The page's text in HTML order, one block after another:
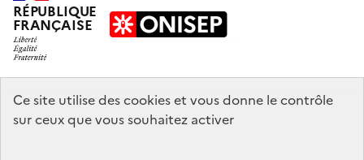
Ce site utilise des cookies et vous donne le contrôle
sur ceux que vous souhaitez activer
RÉPUBLIQUE
FRANÇAISE
education.gouv.fr
enseignementsup-recherche.gouv.fr